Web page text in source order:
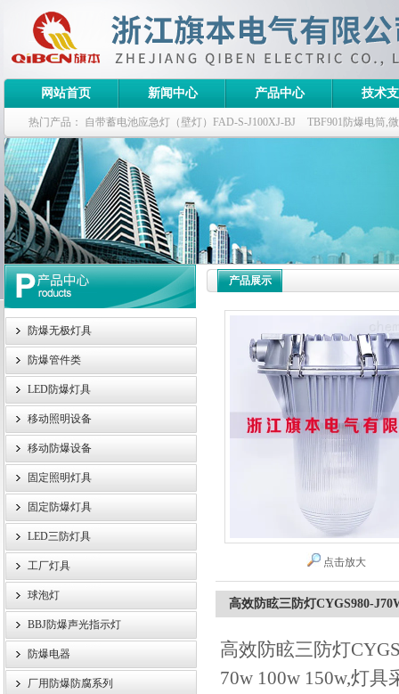
浙江旗本电气有限公司
网站首页 新闻中心 产品中心 技术
热门产品： 自带蓄电池应急灯（壁灯）FAD-S-J100XJ-BJ TBF901防爆电筒,
栏式无极灯 G9960-W120W长寿无极工厂灯,三防无极灯
防爆泛光灯
防爆无极灯具
防爆管件类
LED防爆灯具
移动照明设备
移动防爆设备
固定照明灯具
固定防爆灯具
LED三防灯具
工厂灯具
球泡灯
BBJ防爆声光指示灯
防爆电器
厂用防爆防腐系列
产品展示
点击放大
高效防眩三防灯CYGS980-
高效防眩三防灯
70w 100w 150w,灯